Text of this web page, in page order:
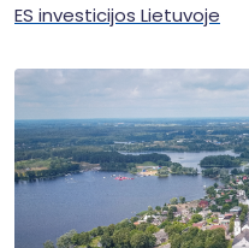
ES investicijos Lietuvoje